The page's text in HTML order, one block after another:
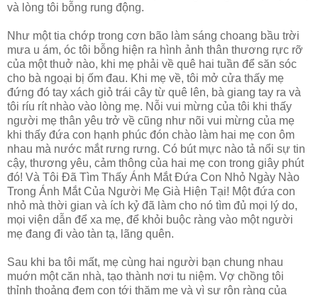
và lòng tôi bỗng rung động.
Như một tia chớp trong cơn bão làm sáng choang bầu trời
mưa u ám, óc tôi bỗng hiện ra hình ảnh thân thương rực rỡ
của một thuở nào, khi mẹ phải về quê hai tuần để săn sóc
cho bà ngoại bị ốm đau. Khi mẹ về, tôi mở cửa thấy mẹ
đứng đó tay xách giỏ trái cây từ quê lên, bà giang tay ra và
tôi ríu rít nhào vào lòng mẹ. Nỗi vui mừng của tôi khi thấy
người mẹ thân yêu trở về cũng như nõi vui mừng của mẹ
khi thấy đứa con hạnh phúc đón chào làm hai mẹ con ôm
nhau mà nước mắt rưng rưng. Có bút mực nào tả nổi sự tin
cậy, thương yêu, cảm thông của hai mẹ con trong giây phút
đó! Và Tôi Đã Tìm Thấy Ánh Mắt Đứa Con Nhỏ Ngày Nào
Trong Ánh Mắt Của Người Mẹ Già Hiện Tại! Một đứa con
nhỏ mà thời gian và ích kỷ đã làm cho nó tìm đủ mọi lý do,
mọi viện dẫn để xa mẹ, để khỏi buộc ràng vào một người
mẹ đang đi vào tàn tạ, lãng quên.
Sau khi ba tôi mất, mẹ cùng hai người bạn chung nhau
muớn một căn nhà, tạo thành nơi tu niệm. Vợ chồng tôi
thỉnh thoảng đem con tới thăm mẹ và vì sự rộn ràng của